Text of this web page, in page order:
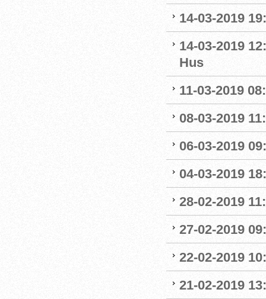
14-03-2019
14-03-2019
Hus
11-03-2019
08-03-2019
06-03-2019
04-03-2019
28-02-2019
27-02-2019
22-02-2019
21-02-2019